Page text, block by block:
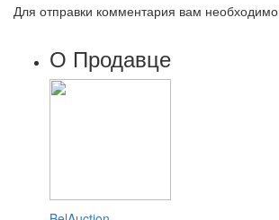
Для отправки комментария вам необходимо
О Продавце